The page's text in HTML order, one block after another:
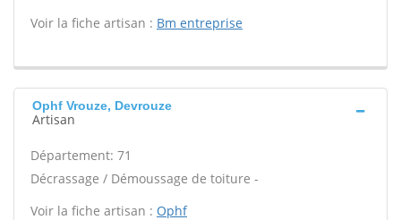
Voir la fiche artisan : Bm entreprise
Ophf Vrouze, Devrouze
Artisan
Département: 71
Décrassage / Démoussage de toiture -
Voir la fiche artisan : Ophf